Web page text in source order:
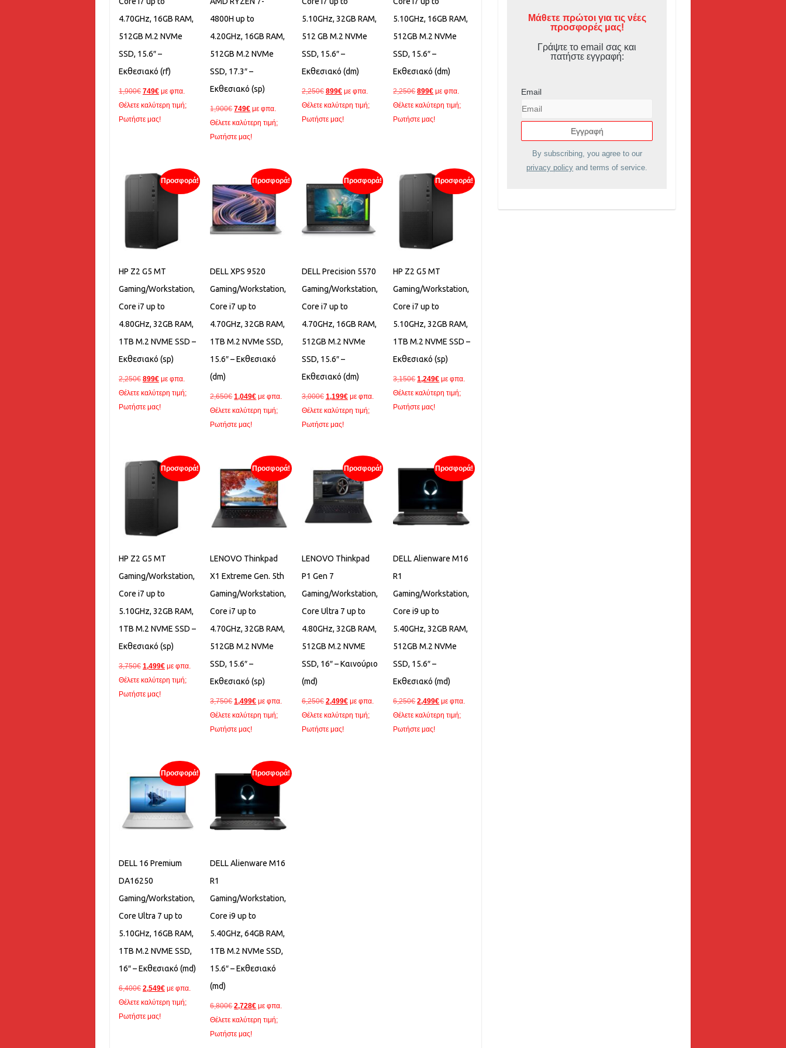
4.70GHz, 16GB RAM,
512GB M.2 NVMe
SSD, 15.6″ –
Εκθεσιακό (rf)
1,900€ Original
price
was:
749€Η
τρέχουσα
τιμή
με φπα.
Θέλετε καλύτερη τιμή;
Ρωτήστε μας!
4800H up to
4.20GHz, 16GB RAM,
512GB M.2 NVMe
SSD, 17.3″ –
Εκθεσιακό (sp)
1,900€Original
price
was:
749€Η
τρέχουσα
τιμή
με φπα.
Θέλετε καλύτερη τιμή;
Ρωτήστε μας!
5.10GHz, 32GB RAM,
512 GB M.2 NVMe
SSD, 15.6″ –
Εκθεσιακό (dm)
2,250€ Original
price
was:
899€Η
τρέχουσα
τιμή
με φπα.
Θέλετε καλύτερη τιμή;
Ρωτήστε μας!
5.10GHz, 16GB RAM,
512GB M.2 NVMe
SSD, 15.6″ –
Εκθεσιακό (dm)
2,250€Original
price
was:
899€Η
τρέχουσα
τιμή
με φπα.
Θέλετε καλύτερη τιμή;
Ρωτήστε μας!
Προσφορά!
HP Z2 G5 MT
Gaming/Workstation,
Core i7 up to
4.80GHz, 32GB RAM,
1TB M.2 NVME SSD –
Εκθεσιακό (sp)
2,250€ Original
price
was:
899€Η
τρέχουσα
τιμή
με φπα.
Θέλετε καλύτερη τιμή;
Ρωτήστε μας!
Προσφορά!
DELL XPS 9520
Gaming/Workstation,
Core i7 up to
4.70GHz, 32GB RAM,
1TB M.2 NVMe SSD,
15.6″ – Εκθεσιακό
(dm)
2,650€Original
price
was:
1,049€Η
τρέχουσα
με φπα.
Θέλετε καλύτερη τιμή;
Ρωτήστε μας!
Προσφορά!
DELL Precision 5570
Gaming/Workstation,
Core i7 up to
4.70GHz, 16GB RAM,
512GB M.2 NVMe
SSD, 15.6″ –
Εκθεσιακό (dm)
3,000€ Original
price
was:
1,199€Η
τρέχουσα
με φπα.
Θέλετε καλύτερη τιμή;
Ρωτήστε μας!
Προσφορά!
HP Z2 G5 MT
Gaming/Workstation,
Core i7 up to
5.10GHz, 32GB RAM,
1TB M.2 NVME SSD –
Εκθεσιακό (sp)
3,150€Original
price
was:
1,249€Η
τρέχουσα
με φπα.
Θέλετε καλύτερη τιμή;
Ρωτήστε μας!
Προσφορά!
HP Z2 G5 MT
Gaming/Workstation,
Core i7 up to
5.10GHz, 32GB RAM,
1TB M.2 NVME SSD –
Εκθεσιακό (sp)
3,750€ Original
price
was:
1,499€Η
τρέχουσα
με φπα.
Θέλετε καλύτερη τιμή;
Ρωτήστε μας!
Προσφορά!
LENOVO Thinkpad
X1 Extreme Gen. 5th
Gaming/Workstation,
Core i7 up to
4.70GHz, 32GB RAM,
512GB M.2 NVMe
SSD, 15.6″ –
Εκθεσιακό (sp)
3,750€Original
price
was:
1,499€Η
τρέχουσα
με φπα.
Θέλετε καλύτερη τιμή;
Ρωτήστε μας!
Προσφορά!
LENOVO Thinkpad
P1 Gen 7
Gaming/Workstation,
Core Ultra 7 up to
4.80GHz, 32GB RAM,
512GB M.2 NVME
SSD, 16″ – Καινούριο
(md)
6,250€ Original
price
was:
2,499€Η
τρέχουσα
με φπα.
Θέλετε καλύτερη τιμή;
Ρωτήστε μας!
Προσφορά!
DELL Alienware M16
R1
Gaming/Workstation,
Core i9 up to
5.40GHz, 32GB RAM,
512GB M.2 NVMe
SSD, 15.6″ –
Εκθεσιακό (md)
6,250€Original
price
was:
2,499€Η
τρέχουσα
με φπα.
Θέλετε καλύτερη τιμή;
Ρωτήστε μας!
Προσφορά!
DELL 16 Premium
DA16250
Gaming/Workstation,
Core Ultra 7 up to
5.10GHz, 16GB RAM,
1TB M.2 NVME SSD,
16″ – Εκθεσιακό (md)
6,400€ Original
price
was:
2,549€Η
τρέχουσα
με φπα.
Θέλετε καλύτερη τιμή;
Ρωτήστε μας!
Προσφορά!
DELL Alienware M16
R1
Gaming/Workstation,
Core i9 up to
5.40GHz, 64GB RAM,
1TB M.2 NVMe SSD,
15.6″ – Εκθεσιακό
(md)
6,800€Original
price
was:
2,728€Η
τρέχουσα
με φπα.
Θέλετε καλύτερη τιμή;
Ρωτήστε μας!
Μάθετε πρώτοι για τις νέες
προσφορές μας!
Γράψτε το email σας και
πατήστε εγγραφή:
Email
By subscribing, you agree to our
privacy policy and terms of service.